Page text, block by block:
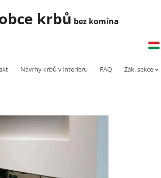
krbů bez komína
Návrhy krbů v interiéru FAQ Zák. sekce